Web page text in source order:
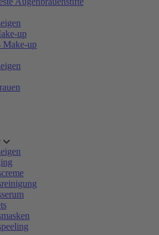
up
Make-up